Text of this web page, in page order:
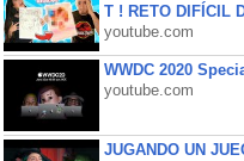
T ! RETO DIFÍCIL
youtube.com
WWDC 2020
youtube.com
JUGANDO UN